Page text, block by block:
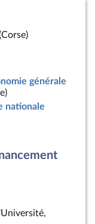
générale
nationale